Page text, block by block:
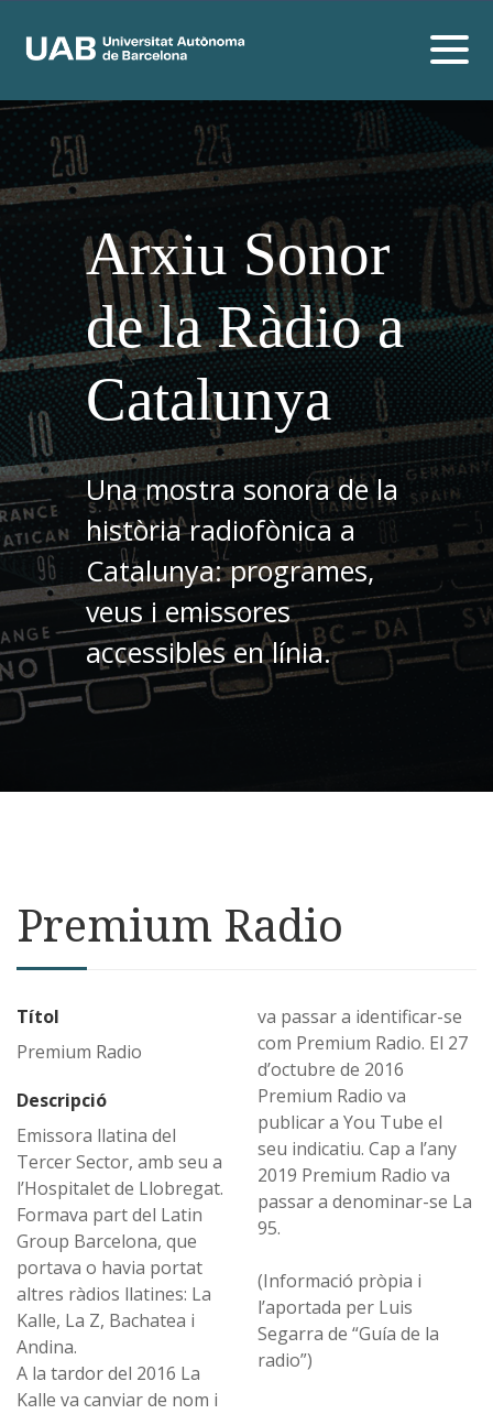
Arxiu Sonor
de la Ràdio a
Catalunya
Una mostra sonora de la
història radiofònica a
Catalunya: programes,
veus i emissores
accessibles en línia.
Premium Radio
Títol
Premium Radio
Descripció
Emissora llatina del
Tercer Sector, amb seu a
l’Hospitalet de Llobregat.
Formava part del Latin
Group Barcelona, que
portava o havia portat
altres ràdios llatines: La
Kalle, La Z, Bachatea i
Andina.
A la tardor del 2016 La
Kalle va canviar de nom i
va passar a identificar-se
com Premium Radio. El 27
d’octubre de 2016
Premium Radio va
publicar a You Tube el
seu indicatiu. Cap a l’any
2019 Premium Radio va
passar a denominar-se La
95.
(Informació pròpia i
l’aportada per Luis
Segarra de “Guía de la
radio”)